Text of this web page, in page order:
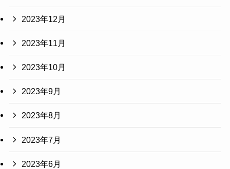
2023年12月
2023年11月
2023年10月
2023年9月
2023年8月
2023年7月
2023年6月